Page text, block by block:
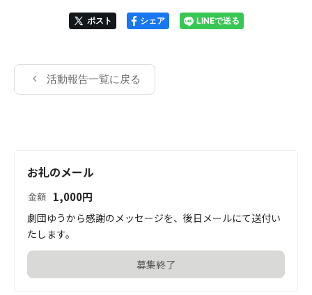
ポスト シェア LINEで送る
活動報告一覧に戻る
お礼のメール
金額 1,000円
劇団ゆうから感謝のメッセージを、後日メールにて送付い
たします。
募集終了